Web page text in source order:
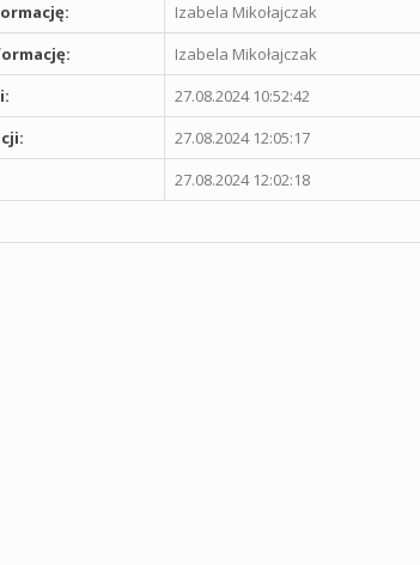
Izabela Mikołajczak
Izabela Mikołajczak
27.08.2024 10:52:42
27.08.2024 12:05:17
27.08.2024 12:02:18